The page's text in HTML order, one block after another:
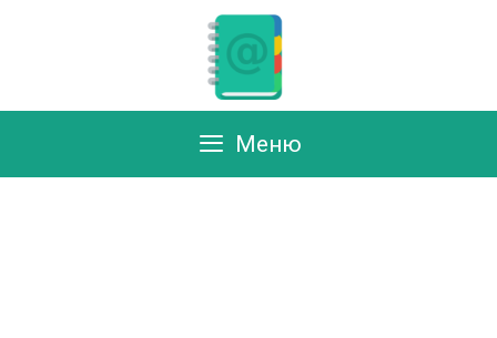
Меню